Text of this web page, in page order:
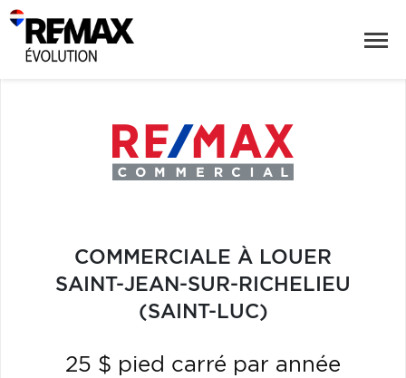
COMMERCIALE À LOUER
SAINT-JEAN-SUR-RICHELIEU
(SAINT-LUC)
25 $ pied carré par année